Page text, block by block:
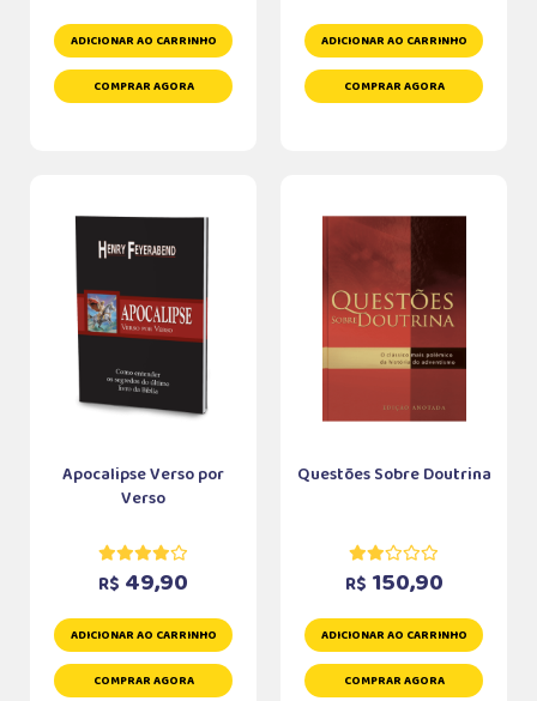
ADICIONAR AO CARRINHO
COMPRAR AGORA
ADICIONAR AO CARRINHO
COMPRAR AGORA
Apocalipse Verso por
Verso
R$ 49,90
ADICIONAR AO CARRINHO
COMPRAR AGORA
Questões Sobre Doutrina
R$ 150,90
ADICIONAR AO CARRINHO
COMPRAR AGORA